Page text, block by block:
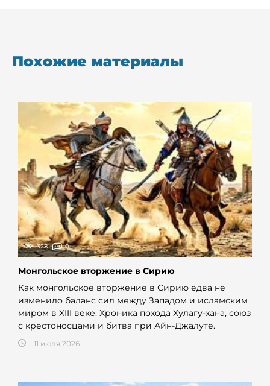
Похожие материалы
328 0
Монгольское вторжение в Сирию
Как монгольское вторжение в Сирию едва не
изменило баланс сил между Западом и исламским
миром в XIII веке. Хроника похода Хулагу-хана, союз
с крестоносцами и битва при Айн-Джалуте.
11 июля 2026